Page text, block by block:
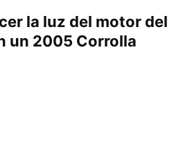
la luz del motor del
un 2005 Corrolla